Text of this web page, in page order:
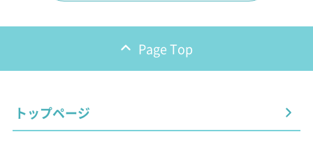
Page Top
トップページ